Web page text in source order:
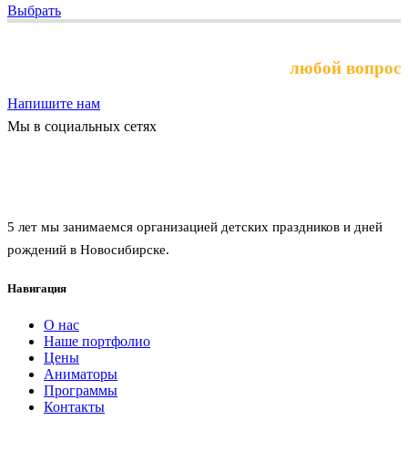
Выбрать
любой вопрос
Напишите нам
Мы в социальных сетях
5 лет мы занимаемся организацией детских праздников и дней
рождений в Новосибирске.
Навигация
О нас
Наше портфолио
Цены
Аниматоры
Программы
Контакты